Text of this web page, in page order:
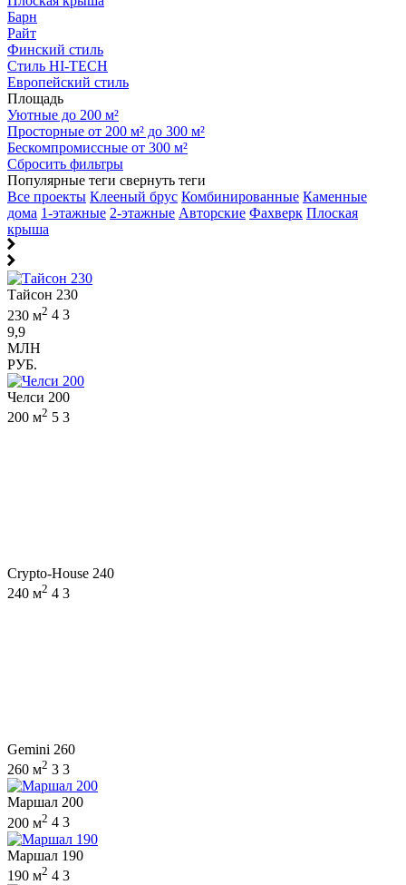
Барн
Райт
Финский стиль
Стиль HI-TECH
Европейский стиль
Площадь
Уютные до 200 м²
Просторные от 200 м² до 300 м²
Бескомпромиссные от 300 м²
Сбросить фильтры
Популярные теги свернуть теги
Все проекты Клееный брус Комбинированные Каменные
дома 1-этажные 2-этажные Авторские Фахверк Плоская
крыша
Тайсон 230
230 м2 4 3
9,9
МЛН
РУБ.
Челси 200
200 м2 5 3
Crypto-House 240
240 м2 4 3
Gemini 260
260 м2 3 3
Маршал 200
200 м2 4 3
Маршал 190
190 м2 4 3